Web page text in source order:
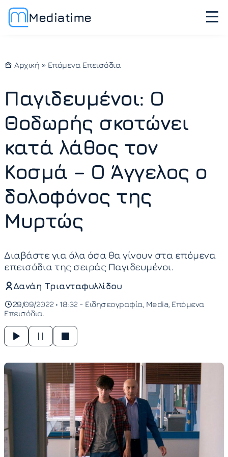
Mediatime
Αρχική » Επόμενα Επεισόδια
Παγιδευμένοι: Ο
Θοδωρής σκοτώνει
κατά λάθος τον
Κοσμά – Ο Άγγελος ο
δολοφόνος της
Μυρτώς
Διαβάστε για όλα όσα θα γίνουν στα επόμενα
επεισόδια της σειράς Παγιδευμένοι.
Δανάη Τριανταφυλλίδου
29/09/2022 • 18:32 - Ειδησεογραφία Media Επόμενα
Επεισόδια